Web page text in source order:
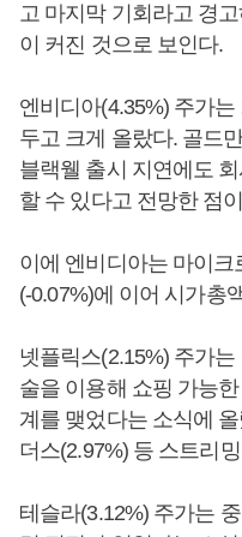
고 마지막 기회라고 경
이 커진 것으로 보인다.
엔비디아(4.35%) 주가
두고 크게 올랐다. 골드
블랙웰 출시 지연에도
할 수 있다고 전망한 점
이에 엔비디아는 마이크
(-0.07%)에 이어 시가총
넷플릭스(2.15%) 주가는
술을 이용해 쇼핑 가능
계를 맺었다는 소식에
더스(2.97%) 등 스트리
테슬라(3.12%) 주가는